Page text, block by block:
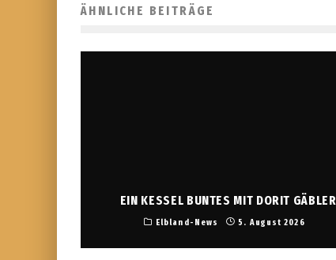
ÄHNLICHE BEITRÄGE
EIN KESSEL BUNTES MIT DORIT GÄBLER
Elbland-News 5. August 2026